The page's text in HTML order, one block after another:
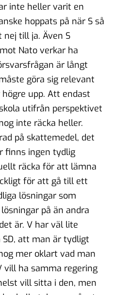
inte heller varit en
hoppats på när S så
till ja. Även S
Nato verkar ha
är långt
göra sig relevant
upp. Att endast
utifrån perspektivet
inte räcka heller.
på skattemedel, det
finns ingen tydlig
räcka för att lämna
för att gå till ett
lösningar som
på än andra
är. V har väl lite
att man är tydligt
mer oklart vad man
vill ha samma regering
vill sitta i den, men